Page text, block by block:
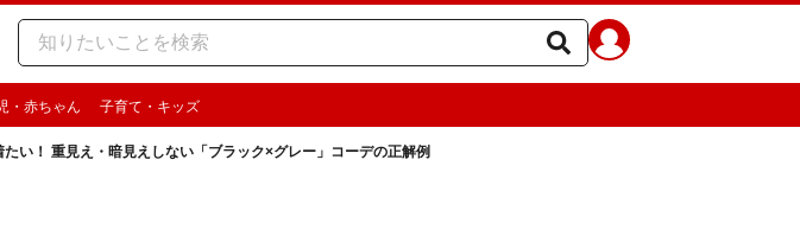
・赤ちゃん 子育て・キッズ
い！ 重見え・暗見えしない「ブラック×グレー」コーデの正解例